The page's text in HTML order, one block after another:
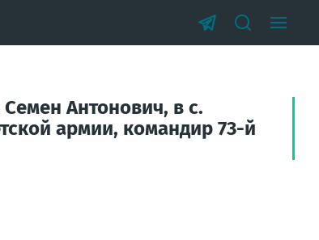
Антонович, в с.
армии, командир 73-й